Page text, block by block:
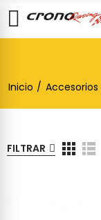
Inicio
FILTRAR